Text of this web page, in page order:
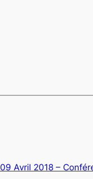
09 Avril 2018 –